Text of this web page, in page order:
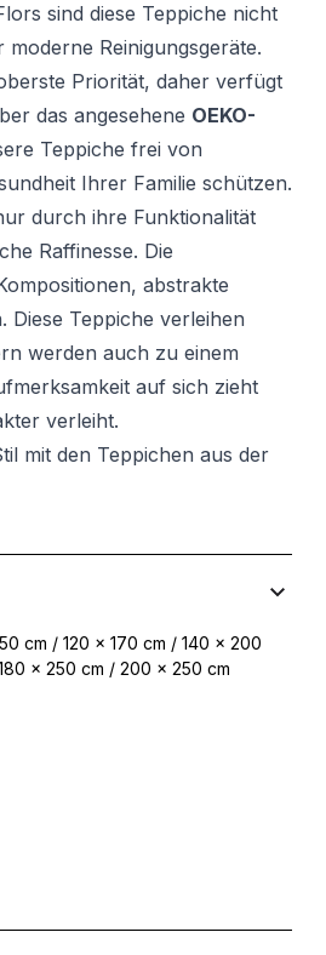
sind diese Teppiche nicht
Reinigungsgeräte.
Priorität, daher verfügt
das angesehene OEKO-
Teppiche frei von
Ihrer Familie schützen.
durch ihre Funktionalität
Raffinesse. Die
abstrakte
Diese Teppiche verleihen
werden auch zu einem
auf sich zieht
verleiht.
mit den Teppichen aus der
cm / 120 x 170 cm / 140 x 200
x 250 cm / 200 x 250 cm